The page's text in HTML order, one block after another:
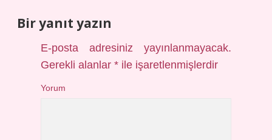
Bir yanıt yazın
E-posta adresiniz yayınlanmayacak.
Gerekli alanlar* ile işaretlenmişlerdir
Yorum